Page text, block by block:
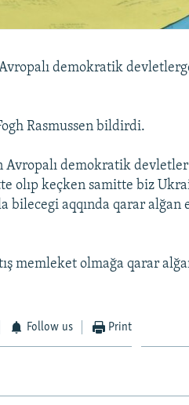
demokratik
Rasmussen bildirdi.
demokratik devletler
olıp keçken samitte biz
bilecegi aqqında qarar alğan
memleket olmağa qarar
Follow us Print